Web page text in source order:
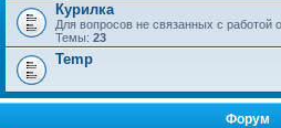
Курилка
Для вопросов не связанных с работой
Темы: 23
Temp
Форум